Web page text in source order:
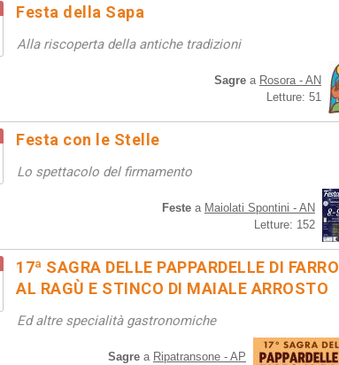
Festa della Sapa
Alla riscoperta della antiche tradizioni
Sagre a Rosora - AN
Letture: 51
Festa con le Stelle
Lo spettacolo del firmamento
Feste a Maiolati Spontini - AN
Letture: 152
17ª SAGRA DELLE PAPPARDELLE DI FARRO
AL RAGÙ E STINCO DI MAIALE ARROSTO
Ed altre specialità gastronomiche
Sagre a Ripatransone - AP